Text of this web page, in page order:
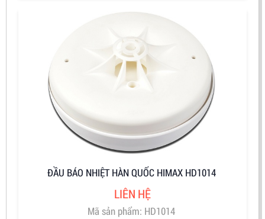
ĐẦU BÁO NHIỆT HÀN QUỐC HIMAX HD1014
LIÊN HỆ
Mã sản phẩm: HD1014